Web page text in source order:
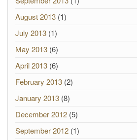
August 2013 (1)
July 2013 (1)
May 2013 (6)
April 2013 (6)
February 2013 (2)
January 2013 (8)
December 2012 (5)
September 2012 (1)